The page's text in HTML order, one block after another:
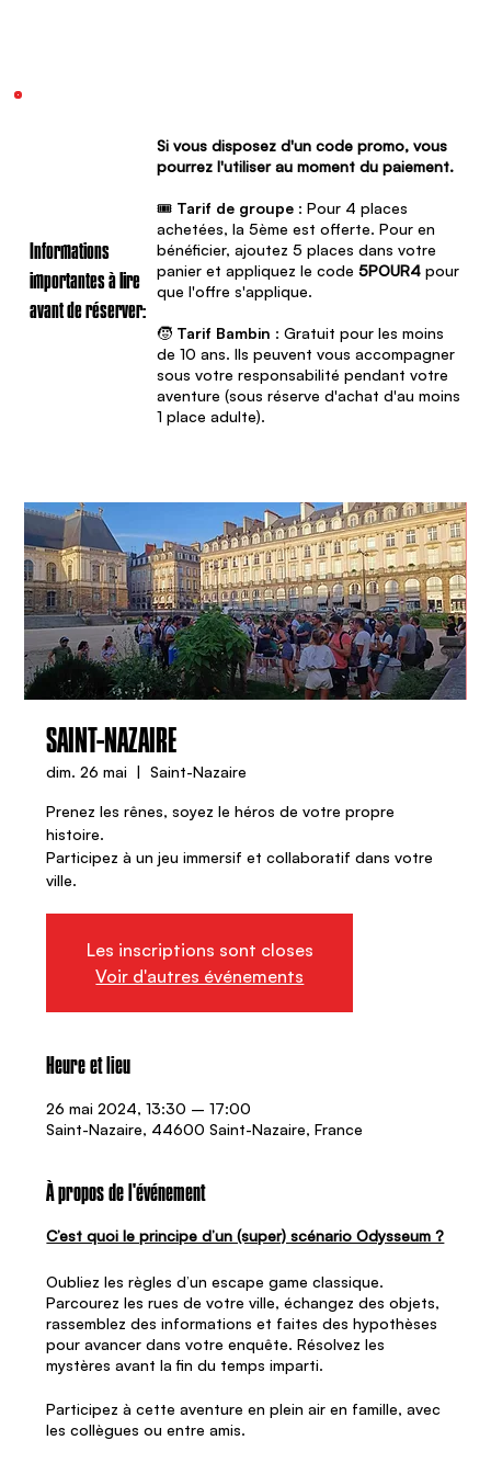
Informations
importantes à lire
avant de réserver:
Si vous disposez d'un code promo, vous
pourrez l'utiliser au moment du paiement.
🎟️ Tarif de groupe : Pour 4 places
achetées, la 5ème est offerte. Pour en
bénéficier, ajoutez 5 places dans votre
panier et appliquez le code5POUR4 pour
que l'offre s'applique.
🧒 Tarif Bambin : Gratuit pour les moins
de 10 ans. Ils peuvent vous accompagner
sous votre responsabilité pendant votre
aventure (sous réserve d'achat d'au moins
1 place adulte).
SAINT-NAZAIRE
dim. 26 mai
  |
Saint-Nazaire
Prenez les rênes, soyez le héros de votre propre
histoire.
Participez à un jeu immersif et collaboratif dans votre
ville.
Les inscriptions sont closes
Voir d'autres événements
Heure et lieu
26 mai 2024, 13:30 – 17:00
Saint-Nazaire, 44600 Saint-Nazaire, France
À propos de l'événement
C’est quoi le principe d’un (super) scénario Odysseum ?
Oubliez les règles d’un escape game classique.
Parcourez les rues de votre ville, échangez des objets,
rassemblez des informations et faites des hypothèses
pour avancer dans votre enquête. Résolvez les
mystères avant la fin du temps imparti.
Participez à cette aventure en plein air en famille, avec
les collègues ou entre amis.